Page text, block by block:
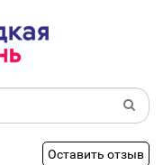
Оставить отзыв